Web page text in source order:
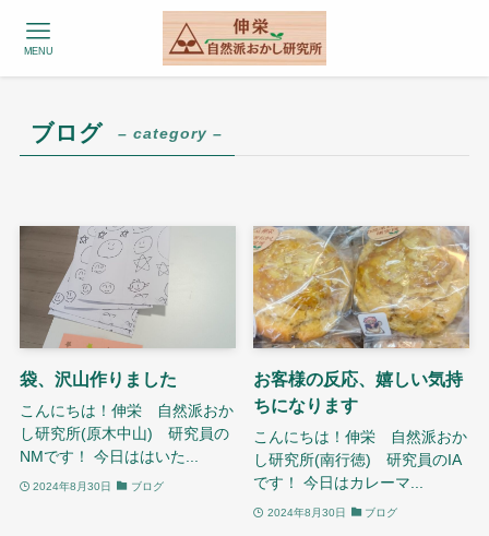
MENU
ブログ – category –
袋、沢山作りました
こんにちは！伸栄 自然派おか
し研究所(原木中山) 研究員の
NMです！ 今日ははいた...
2024年8月30日 ブログ
お客様の反応、嬉しい気持
ちになります
こんにちは！伸栄 自然派おか
し研究所(南行徳) 研究員のIA
です！ 今日はカレーマ...
2024年8月30日 ブログ